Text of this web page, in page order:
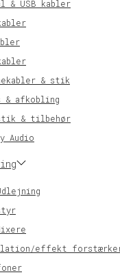
& USB kabler
& stik
& afkobling
& tilbehør
Audio
effekt